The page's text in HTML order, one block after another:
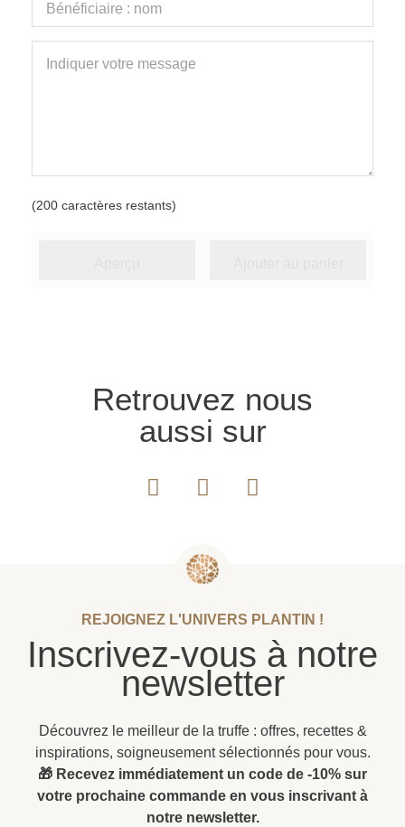
(200 caractères restants)
Retrouvez nous
aussi sur
REJOIGNEZ L'UNIVERS PLANTIN !
Inscrivez-vous à notre
newsletter
Découvrez le meilleur de la truffe : offres, recettes &
inspirations, soigneusement sélectionnés pour vous.
🎁 Recevez immédiatement un code de -10% sur
votre prochaine commande en vous inscrivant à
notre newsletter.